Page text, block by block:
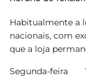
Habitualmente a
nacionais, com
que a loja
Segunda-feira